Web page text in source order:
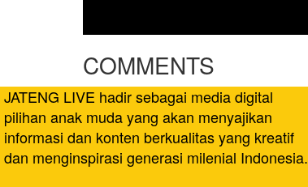
COMMENTS
JATENG LIVE hadir sebagai media digital
pilihan anak muda yang akan menyajikan
informasi dan konten berkualitas yang kreatif
dan menginspirasi generasi milenial Indonesia.